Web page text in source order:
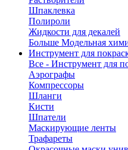
Шпаклевка
Полироли
Жидкости для декалей
Больше Модельная
Инструмент для
Все - Инструмент для
Аэрографы
Компрессоры
Шланги
Кисти
Шпатели
Маскирующие ленты
Трафареты